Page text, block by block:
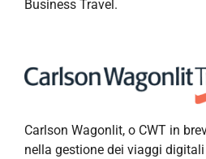
Business Travel.
Carlson Wagonlit, o CWT in
nella gestione dei viaggi